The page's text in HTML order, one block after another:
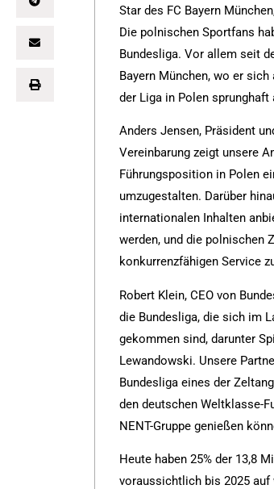
Star des FC Bayern
Die polnischen Sportfans
Bundesliga. Vor allem seit
Bayern München, wo er
der Liga in Polen sprunghaft
Anders Jensen, Präsident
Vereinbarung zeigt unsere
Führungsposition in Polen
umzugestalten. Darüber
internationalen Inhalten
werden, und die polnischen
konkurrenzfähigen Service
Robert Klein, CEO von
die Bundesliga, die sich im
gekommen sind, darunter
Lewandowski. Unsere
Bundesliga eines der
den deutschen Weltklasse-
NENT-Gruppe genießen
Heute haben 25% der 13,8
voraussichtlich bis 2025 auf